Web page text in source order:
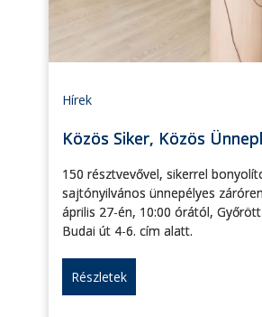
Hírek
Közös Siker, Közös
150 résztvevővel, sikerrel
sajtónyilvános ünnepélyes
április 27-én, 10:00 órától,
Budai út 4-6. cím alatt.
Részletek